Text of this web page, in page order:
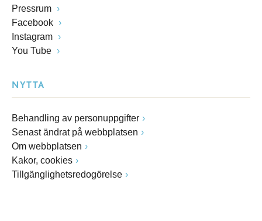
Pressrum
Facebook
Instagram
You Tube
NYTTA
Behandling av personuppgifter
Senast ändrat på webbplatsen
Om webbplatsen
Kakor, cookies
Tillgänglighetsredogörelse